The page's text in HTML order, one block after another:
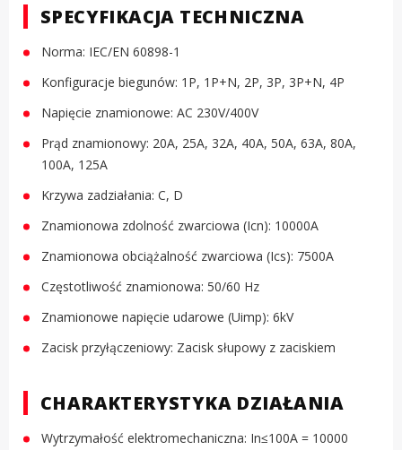
SPECYFIKACJA TECHNICZNA
Norma: IEC/EN 60898-1
Konfiguracje biegunów: 1P, 1P+N, 2P, 3P, 3P+N, 4P
Napięcie znamionowe: AC 230V/400V
Prąd znamionowy: 20A, 25A, 32A, 40A, 50A, 63A, 80A,
100A, 125A
Krzywa zadziałania: C, D
Znamionowa zdolność zwarciowa (Icn): 10000A
Znamionowa obciążalność zwarciowa (Ics): 7500A
Częstotliwość znamionowa: 50/60 Hz
Znamionowe napięcie udarowe (Uimp): 6kV
Zacisk przyłączeniowy: Zacisk słupowy z zaciskiem
CHARAKTERYSTYKA DZIAŁANIA
Wytrzymałość elektromechaniczna: In≤100A = 10000